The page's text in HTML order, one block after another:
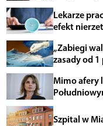
Lekarze
efekt
„Zabiegi
zasady od
Mimo afery
Szpital w